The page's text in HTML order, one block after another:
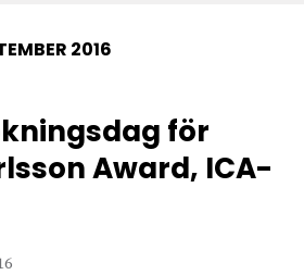
2016
för
Award, ICA-